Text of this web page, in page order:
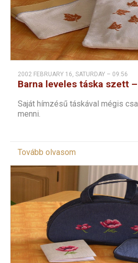
2002 FEBRUARY 16, SATURDAY – 09:56
Barna leveles táska szett
Saját hímzésű táskával mégis
menni.
Tovább olvasom